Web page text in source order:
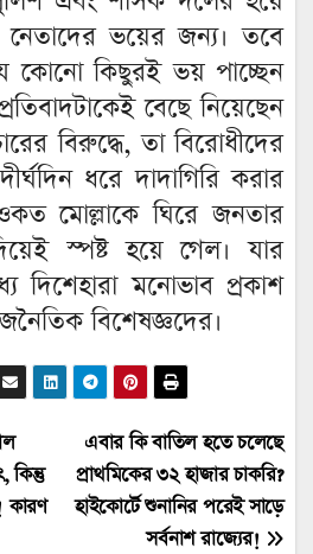
নেতাদের ভয়ের জন্য। তবে
কোনো কিছুরই ভয় পাচ্ছেন
বেছে নিয়েছেন
বিরুদ্ধে, তা বিরোধীদের
ধরে দাদাগিরি করার
মোল্লাকে ঘিরে জনতার
স্পষ্ট হয়ে গেল। যার
মনোভাব প্রকাশ
বিশেষজ্ঞদের।
এবার কি বাতিল হতে চলেছে
প্রাথমিকের ৩২ হাজার চাকরি?
হাইকোর্টে শুনানির পরেই সাড়ে
সর্বনাশ রাজ্যের!
কিন্তু
কারণ